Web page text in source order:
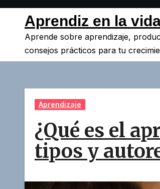
Saltar
contenido
Aprendiz en la
Aprende sobre aprendizaje,
consejos prácticos para tu
Aprendizaje
¿Qué es el
tipos y